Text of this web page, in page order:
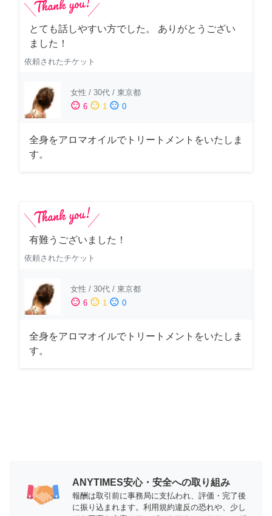
とても話しやすい方でした。 ありがとうござい
ました！
依頼されたチケット
女性 / 30代 / 東京都
sentiment_satisfied 6 sentiment_neutral 1 sentiment_dissatisfied 0
全身をアロマオイルでトリートメントをいたしま
す。
有難うございました！
依頼されたチケット
女性 / 30代 / 東京都
sentiment_satisfied 6 sentiment_neutral 1 sentiment_dissatisfied 0
全身をアロマオイルでトリートメントをいたしま
す。
ANYTIMES安心・安全への取り組み
報酬は取引前に事務局に支払われ、評価・完了後
に振り込まれます。利用規約違反の恐れや、少し